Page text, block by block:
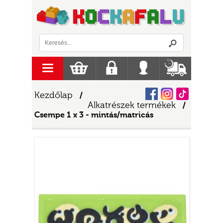
Kezdőlap /
Alkatrészek termékek
/
Csempe 1 x 3 - mintás/matricás